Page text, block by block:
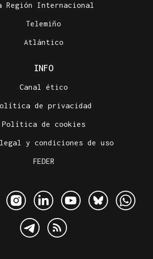
Región Internacional
Telemiño
Atlántico
INFO
Canal ético
de privacidad
Política de cookies
y condiciones de uso
FEDER